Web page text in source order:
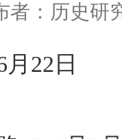
者：历史研
22日